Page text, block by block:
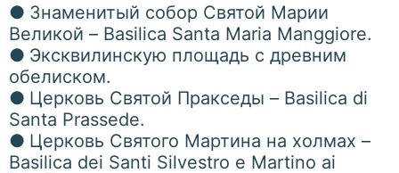
● Знаменитый собор Святой Марии
Великой – Basilica Santa Maria Manggiore.
● Эксквилинскую площадь с древним
обелиском.
● Церковь Cвятой Пракседы – Basilica di
Santa Prassede.
● Церковь Святого Мартина на холмах –
Basilica dei Santi Silvestro e Martino ai